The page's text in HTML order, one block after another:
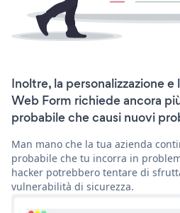
Inoltre, la personalizzazione
Web Form richiede ancora
probabile che causi nuovi
Man mano che la tua azienda
probabile che tu incorra in
hacker potrebbero tentare di
vulnerabilità di sicurezza.